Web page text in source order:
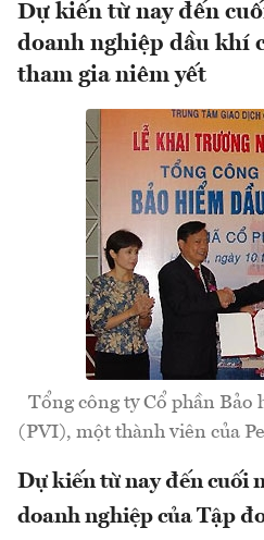
Dự kiến từ nay đến
doanh nghiệp dầu khí
tham gia niêm yết
Tổng công ty Cổ phần
(PVI), một thành viên của
Dự kiến từ nay đến cuối
doanh nghiệp của Tập